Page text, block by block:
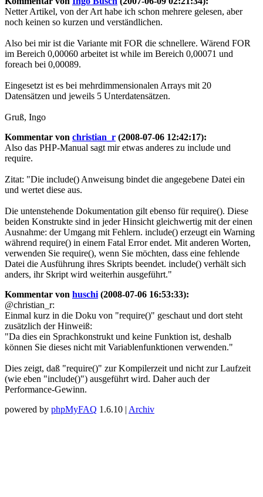
Netter Artikel, von der Art habe ich schon mehrere gelesen, aber
noch keinen so kurzen und verständlichen.
Also bei mir ist die Variante mit FOR die schnellere. Wärend FOR
im Bereich 0,00060 arbeitet ist while im Bereich 0,00071 und
foreach bei 0,00089.
Eingesetzt ist es bei mehrdimmensionalen Arrays mit 20
Datensätzen und jeweils 5 Unterdatensätzen.
Gruß, Ingo
Kommentar von christian_r (2008-07-06 12:42:17):
Also das PHP-Manual sagt mir etwas anderes zu include und
require.
Zitat: "Die include() Anweisung bindet die angegebene Datei ein
und wertet diese aus.
Die untenstehende Dokumentation gilt ebenso für require(). Diese
beiden Konstrukte sind in jeder Hinsicht gleichwertig mit der einen
Ausnahme: der Umgang mit Fehlern. include() erzeugt ein Warning
während require() in einem Fatal Error endet. Mit anderen Worten,
verwenden Sie require(), wenn Sie möchten, dass eine fehlende
Datei die Ausführung ihres Skripts beendet. include() verhält sich
anders, ihr Skript wird weiterhin ausgeführt."
Kommentar von huschi (2008-07-06 16:53:33):
@christian_r:
Einmal kurz in die Doku von "require()" geschaut und dort steht
zusätzlich der Hinweiß:
"Da dies ein Sprachkonstrukt und keine Funktion ist, deshalb
können Sie dieses nicht mit Variablenfunktionen verwenden."
Dies zeigt, daß "require()" zur Kompilerzeit und nicht zur Laufzeit
(wie eben "include()") ausgeführt wird. Daher auch der
Performance-Gewinn.
powered by phpMyFAQ 1.6.10 | Archiv